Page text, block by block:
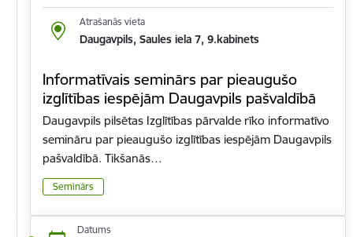
Atrašanās vieta
Daugavpils, Saules iela 7, 9.kabinets
Informatīvais seminārs par pieaugušo
izglītības iespējām Daugavpils pašvaldībā
Daugavpils pilsētas Izglītības pārvalde rīko informatīvo
semināru par pieaugušo izglītības iespējām Daugavpils
pašvaldībā. Tikšanās…
Seminārs
Datums